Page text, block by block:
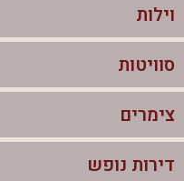
וילות
וילות בצפון
וילות להשכרה
סוויטות
סוויטות בצפון
צימרים לזוגות עם בריכה פרטית
צימרים
צימרים בצפון
דירות נופש